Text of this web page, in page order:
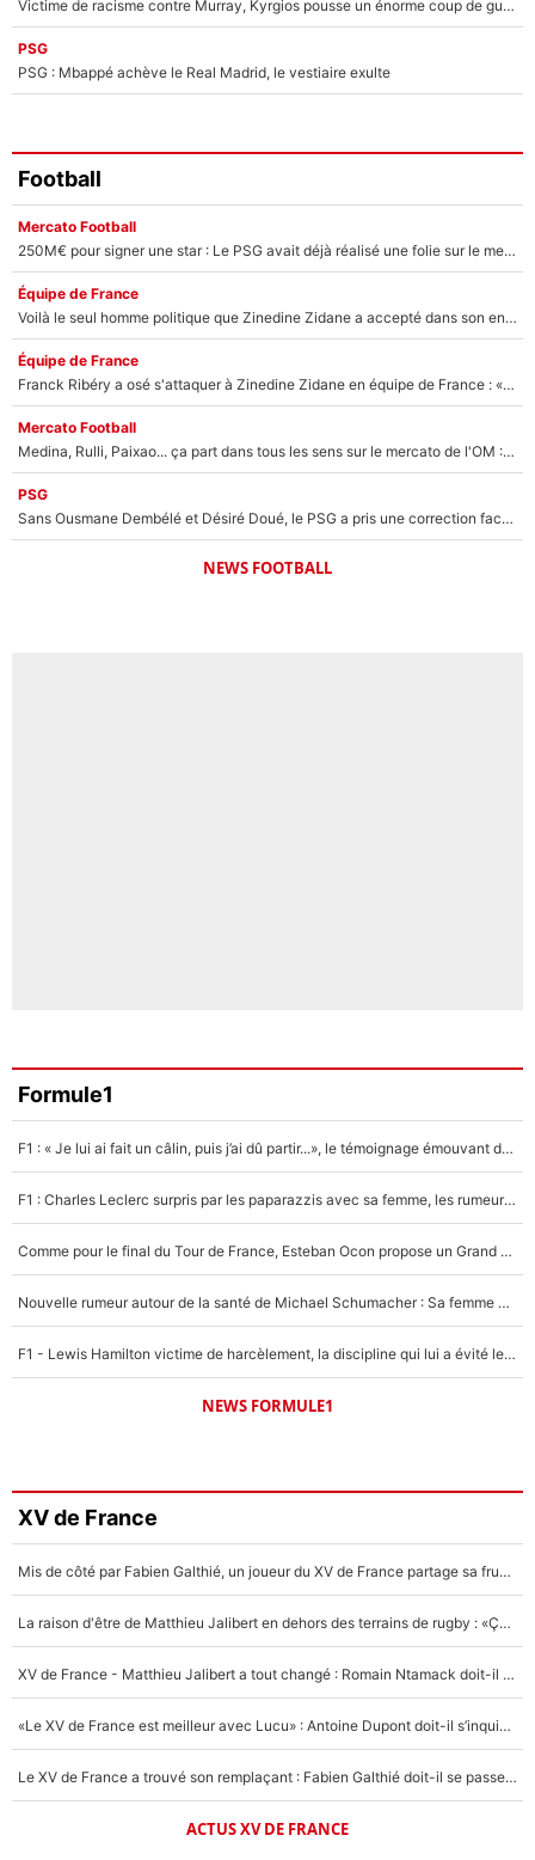
Victime de racisme contre Murray, Kyrgios pousse un énorme coup de gueule !
PSG
PSG : Mbappé achève le Real Madrid, le vestiaire exulte
Football
Mercato Football
250M€ pour signer une star : Le PSG avait déjà réalisé une folie sur le mercato bien avant Neymar !
Équipe de France
Voilà le seul homme politique que Zinedine Zidane a accepté dans son entourage : «Je garde un très bon souvenir de lui»
Équipe de France
Franck Ribéry a osé s'attaquer à Zinedine Zidane en équipe de France : «Je n'aurais jamais fait ça»
Mercato Football
Medina, Rulli, Paixao... ça part dans tous les sens sur le mercato de l'OM : Frank McCourt va enfin récupérer l'argent qu'il attend ?
PSG
Sans Ousmane Dembélé et Désiré Doué, le PSG a pris une correction face à Majorque : Luis Enrique attend avec impatience des renforts !
NEWS FOOTBALL
Formule1
F1 : « Je lui ai fait un câlin, puis j’ai dû partir...», le témoignage émouvant de Max Verstappen sur sa fille
F1 : Charles Leclerc surpris par les paparazzis avec sa femme, les rumeurs étaient vraies !
Comme pour le final du Tour de France, Esteban Ocon propose un Grand Prix de Formule 1 à Paris : «Autour de l’Arc de Triomphe, ce serait génial» !
Nouvelle rumeur autour de la santé de Michael Schumacher : Sa femme Corinna sort du silence
F1 - Lewis Hamilton victime de harcèlement, la discipline qui lui a évité le pire : «J'aurais probablement mal tourné»
NEWS FORMULE1
XV de France
Mis de côté par Fabien Galthié, un joueur du XV de France partage sa frustration : «ils ne me l’ont pas dit tout de suite»
La raison d'être de Matthieu Jalibert en dehors des terrains de rugby : «Ça m'atteint autant que si tu touches à un membre de ma famille»
XV de France - Matthieu Jalibert a tout changé : Romain Ntamack doit-il s’inquiéter pour sa place à un an de la Coupe du monde ?
«Le XV de France est meilleur avec Lucu» : Antoine Dupont doit-il s’inquiéter pour sa place ?
Le XV de France a trouvé son remplaçant : Fabien Galthié doit-il se passer d'Antoine Dupont ?
ACTUS XV DE FRANCE